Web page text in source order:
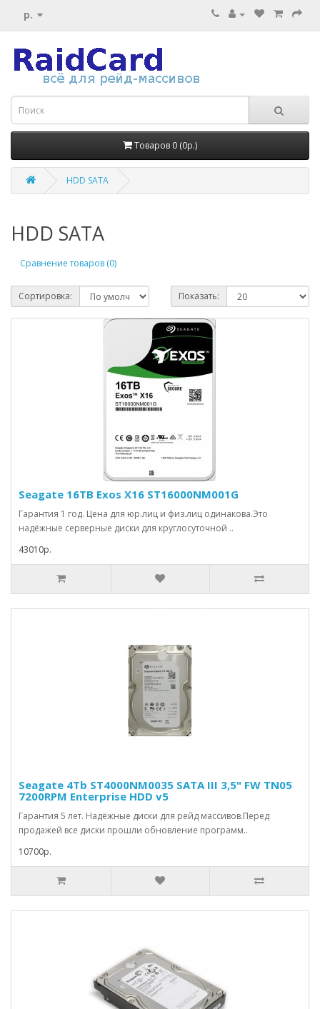
р.
Товаров 0 (0р.)
HDD SATA
HDD SATA
Сравнение товаров (0)
Сортировка: Показать:
Seagate 16TB Exos X16 ST16000NM001G
Гарантия 1 год. Цена для юр.лиц и физ.лиц одинакова.Это
надёжные серверные диски для круглосуточной ..
43010р.
Seagate 4Tb ST4000NM0035 SATA III 3,5" FW TN05
7200RPM Enterprise HDD v5
Гарантия 5 лет. Надёжные диски для рейд массивов.Перед
продажей все диски прошли обновление программ..
10700р.